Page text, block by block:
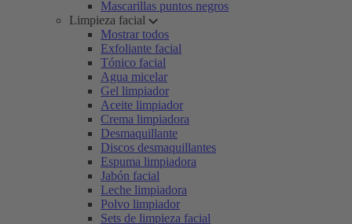
Mascarillas puntos negros
Limpieza facial
Mostrar todos
Exfoliante facial
Tónico facial
Agua micelar
Gel limpiador
Aceite limpiador
Crema limpiadora
Desmaquillante
Discos desmaquillantes
Espuma limpiadora
Jabón facial
Leche limpiadora
Polvo limpiador
Sets de limpieza facial